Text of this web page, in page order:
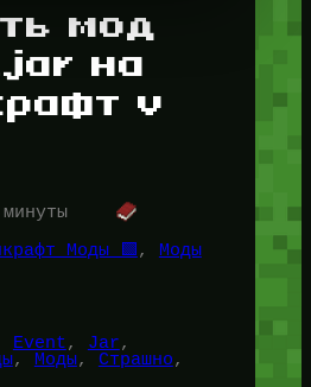
мод
на
v
Моды 🟩 ,
Моды
Event, Jar
, Моды, Страшно